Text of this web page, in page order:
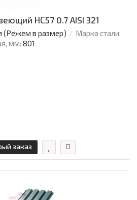
НС57 0.7 AISI 321
(Режем в размер)
Марка стали:
мм: 801
заказ